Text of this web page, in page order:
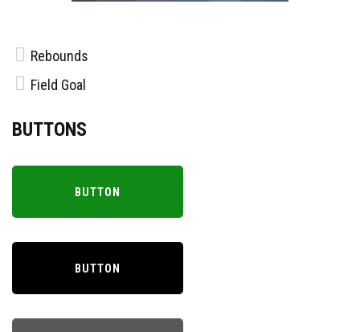
Rebounds
Field Goal
BUTTONS
BUTTON
BUTTON